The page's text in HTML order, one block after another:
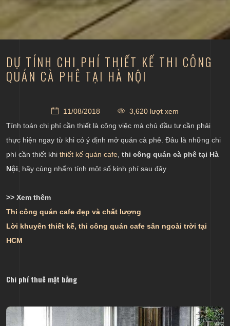
DỰ TÍNH CHI PHÍ THIẾT KẾ THI CÔNG
QUÁN CÀ PHÊ TẠI HÀ NỘI
11/08/2018
3,620 lượt xem
Tính toán chi phí cần thiết là công việc mà chủ đầu tư cần phải
thực hiện ngay từ khi có ý định mở quán cà phê. Đâu là những chi
phí cần thiết khi thiết kế quán cafe thi công quán cà phê tại Hà
Nội , hãy cùng nhẩm tính một số kinh phí sau đây
>> Xem thêm
Thi công quán cafe đẹp và chất lượng
Lời khuyên thiết kế, thi công quán cafe sân ngoài trời tại
HCM
Chi phí thuê mặt bằng